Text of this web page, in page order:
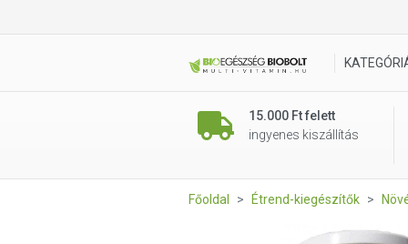
15.000 Ft felett
ingyenes kiszállítás
Főoldal Étrend-kiegészítők